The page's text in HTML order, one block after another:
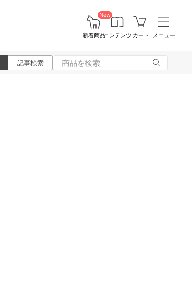
New
新着商品コンテンツ カート メニュー
記事検索